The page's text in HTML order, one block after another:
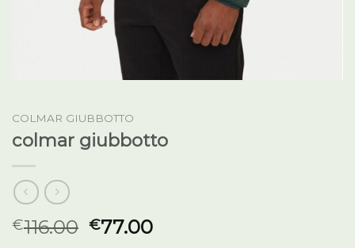
COLMAR GIUBBOTTO
colmar giubbotto
€116.00 €77.00